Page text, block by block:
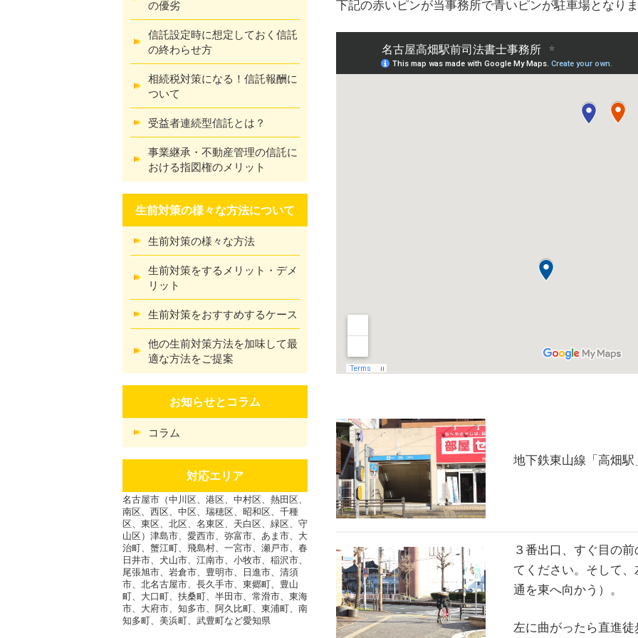
下記の赤いピンが当事務所で青いピンが駐車場となり
地下鉄東山線「高
３番出口、すぐ目の
てください。そして
通を東へ向かう）。
左に曲がったら直進
の優劣
信託設定時に想定しておく信託
の終わらせ方
相続税対策になる！信託報酬に
ついて
受益者連続型信託とは？
事業継承・不動産管理の信託に
おける指図権のメリット
生前対策の様々な方法について
生前対策の様々な方法
生前対策をするメリット・デメ
リット
生前対策をおすすめするケース
他の生前対策方法を加味して最
適な方法をご提案
お知らせとコラム
コラム
対応エリア
名古屋市（中川区、港区、中村区、熱田区、
南区、西区、中区、瑞穂区、昭和区、千種
区、東区、北区、名東区、天白区、緑区、守
山区）津島市、愛西市、弥富市、あま市、大
治町、蟹江町、飛島村、一宮市、瀬戸市、春
日井市、犬山市、江南市、小牧市、稲沢市、
尾張旭市、岩倉市、豊明市、日進市、清須
市、北名古屋市、長久手市、東郷町、豊山
町、大口町、扶桑町、半田市、常滑市、東海
市、大府市、知多市、阿久比町、東浦町、南
知多町、美浜町、武豊町など愛知県